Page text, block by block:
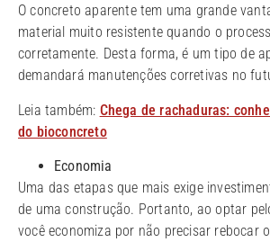
O concreto aparente tem uma grande
material muito resistente quando o
corretamente. Desta forma, é um tipo de
demandará manutenções corretivas no
Leia também: Chega de rachaduras:
do bioconcreto
Economia
Uma das etapas que mais exige
de uma construção. Portanto, ao optar
você economiza por não precisar rebocar